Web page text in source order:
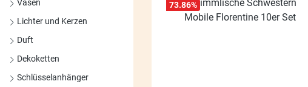
Vasen
Lichter und Kerzen
Duft
Dekoketten
Schlüsselanhänger
73.86%